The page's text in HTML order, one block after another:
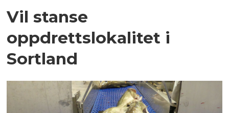
Vil stanse
oppdrettslokalitet i
Sortland